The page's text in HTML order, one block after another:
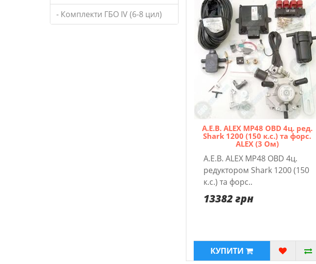
- Комплекти ГБО IV (6-8 цил)
A.E.B. ALEX MP48 OBD 4ц. pед.
Shark 1200 (150 к.с.) та форс.
ALEX (3 Ом)
A.E.B. ALEX MP48 OBD 4ц.
pедуктором Shark 1200 (150
к.с.) та форс..
13382 грн
КУПИТИ